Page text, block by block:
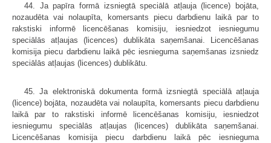
44. Ja papīra formā izsniegtā speciālā atļauja (licence) bojāta,
nozaudēta vai nolaupīta, komersants piecu darbdienu laikā par to
rakstiski informē licencēšanas komisiju, iesniedzot iesniegumu
speciālās atļaujas (licences) dublikāta saņemšanai. Licencēšanas
komisija piecu darbdienu laikā pēc iesnieguma saņemšanas izsniedz
speciālās atļaujas (licences) dublikātu.
45. Ja elektroniskā dokumenta formā izsniegtā speciālā atļauja
(licence) bojāta, nozaudēta vai nolaupīta, komersants piecu darbdienu
laikā par to rakstiski informē licencēšanas komisiju, iesniedzot
iesniegumu speciālās atļaujas (licences) dublikāta saņemšanai.
Licencēšanas komisija piecu darbdienu laikā pēc iesnieguma